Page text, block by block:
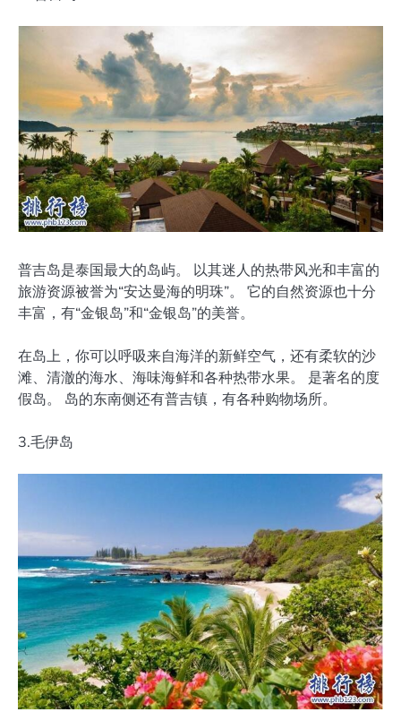
普吉岛是泰国最大的岛屿。 以其迷人的热带风光和丰富的
旅游资源被誉为“安达曼海的明珠”。 它的自然资源也十分
丰富，有“金银岛”和“金银岛”的美誉。
在岛上，你可以呼吸来自海洋的新鲜空气，还有柔软的沙
滩、清澈的海水、海味海鲜和各种热带水果。 是著名的度
假岛。 岛的东南侧还有普吉镇，有各种购物场所。
3.毛伊岛